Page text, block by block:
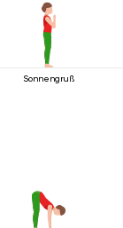
Sonnengruß